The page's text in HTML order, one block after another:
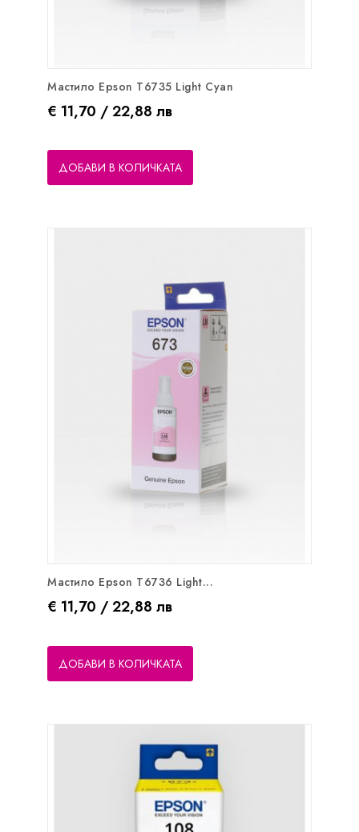
Мастило Epson T6735 Light Cyan
Цена
€ 11,70 / 22,88 лв
ДОБАВИ В КОЛИЧКАТА
Мастило Epson T6736 Light...
Цена
€ 11,70 / 22,88 лв
ДОБАВИ В КОЛИЧКАТА